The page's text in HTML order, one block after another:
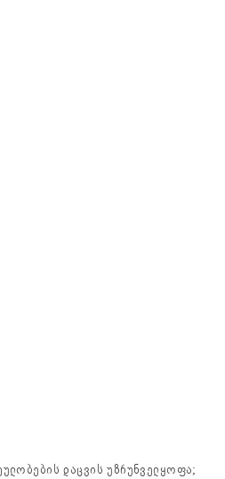
დაცვის უზრუნველყოფა;